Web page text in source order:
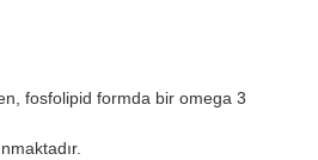
fosfolipid formda bir omega 3